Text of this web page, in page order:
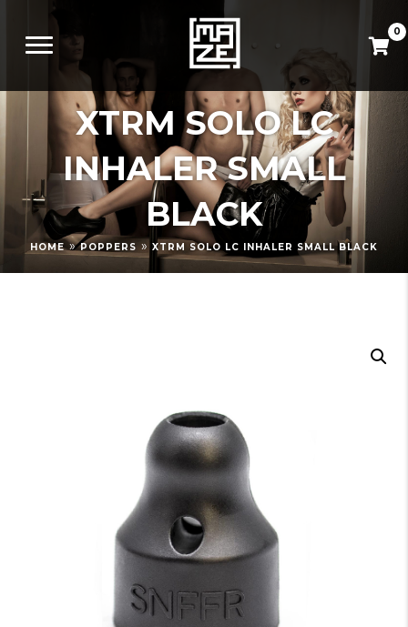
0
XTRM SOLO LC
INHALER SMALL
BLACK
HOME » POPPERS » XTRM SOLO LC INHALER SMALL BLACK